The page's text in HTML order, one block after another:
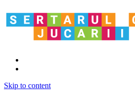
Skip to content